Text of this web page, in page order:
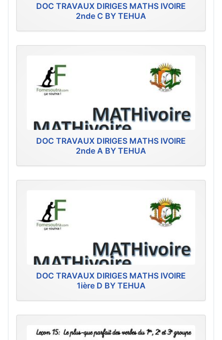
DOC TRAVAUX DIRIGES MATHS IVOIRE
2nde C BY TEHUA
DOC TRAVAUX DIRIGES MATHS IVOIRE
2nde A BY TEHUA
DOC TRAVAUX DIRIGES MATHS IVOIRE
1ière D BY TEHUA